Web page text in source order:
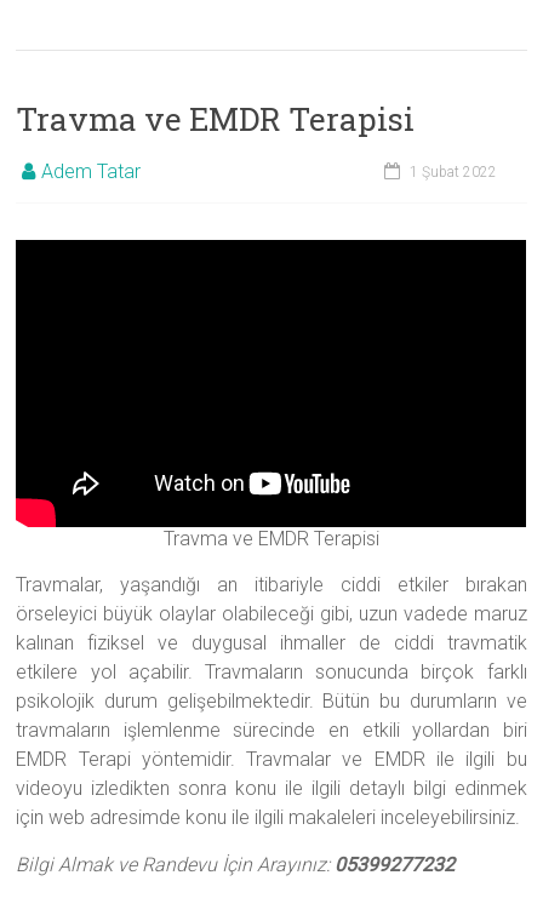
Travma ve EMDR Terapisi
Adem Tatar 1 Şubat 2022
Travma ve EMDR Terapisi
Travmalar, yaşandığı an itibariyle ciddi etkiler bırakan
örseleyici büyük olaylar olabileceği gibi, uzun vadede maruz
kalınan fiziksel ve duygusal ihmaller de ciddi travmatik
etkilere yol açabilir. Travmaların sonucunda birçok farklı
psikolojik durum gelişebilmektedir. Bütün bu durumların ve
travmaların işlemlenme sürecinde en etkili yollardan biri
EMDR Terapi yöntemidir. Travmalar ve EMDR ile ilgili bu
videoyu izledikten sonra konu ile ilgili detaylı bilgi edinmek
için web adresimde konu ile ilgili makaleleri inceleyebilirsiniz.
Bilgi Almak ve Randevu İçin Arayınız: 05399277232